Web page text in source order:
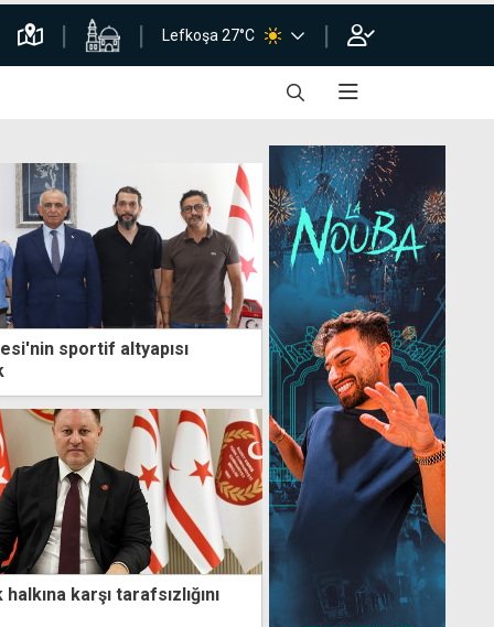
Lefkoşa 27°C
sportif altyapısı
karşı tarafsızlığını